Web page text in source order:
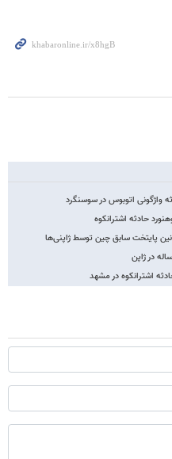
واژگونی اتوبوس در سوسنگرد
حادثه اشترانکوه
پایتخت سابق چین توسط ژاپنی‌ها
اشترانکوه در مشهد